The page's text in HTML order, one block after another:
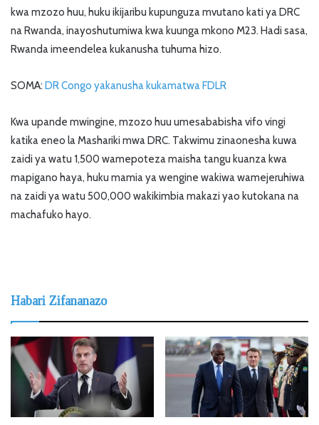
kwa mzozo huu, huku ikijaribu kupunguza mvutano kati ya DRC
na Rwanda, inayoshutumiwa kwa kuunga mkono M23. Hadi sasa,
Rwanda imeendelea kukanusha tuhuma hizo.
SOMA: DR Congo yakanusha kukamatwa FDLR
Kwa upande mwingine, mzozo huu umesababisha vifo vingi
katika eneo la Mashariki mwa DRC. Takwimu zinaonesha kuwa
zaidi ya watu 1,500 wamepoteza maisha tangu kuanza kwa
mapigano haya, huku mamia ya wengine wakiwa wamejeruhiwa
na zaidi ya watu 500,000 wakikimbia makazi yao kutokana na
machafuko hayo.
Habari Zifananazo